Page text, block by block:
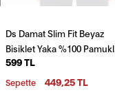
Ds Damat Slim Fit Beyaz
Bisiklet Yaka %100 Pamuklu
Nefes Alabilen T-Shirt
599 TL
Sepette 449,25 TL